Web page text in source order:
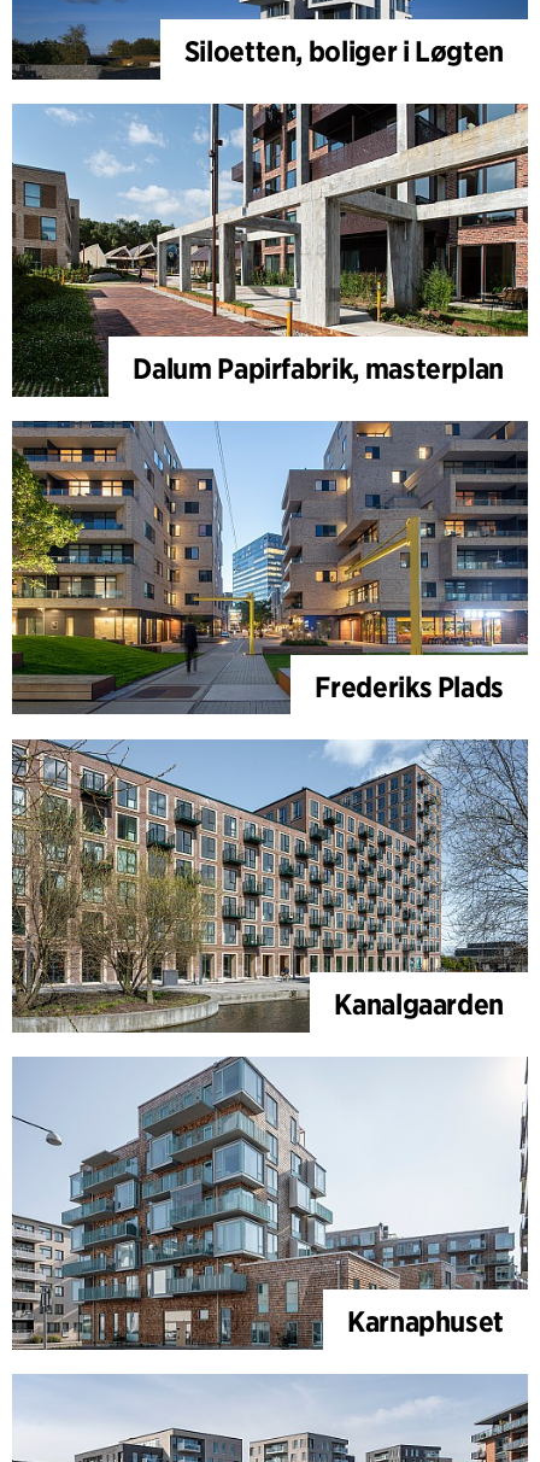
Siloetten, boliger i Løgten
Dalum Papirfabrik, masterplan
Frederiks Plads
Kanalgaarden
Karnaphuset